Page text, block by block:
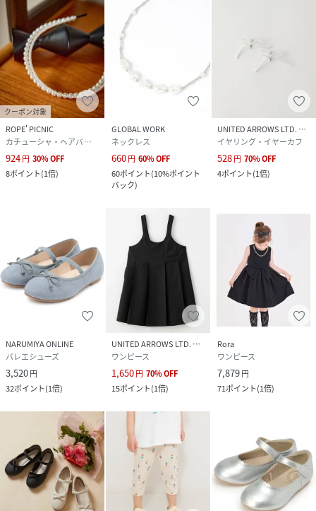
クーポン対象
ROPE' PICNIC
カチューシャ・ヘアバンド
924円 30%OFF
8ポイント(1倍)
GLOBAL WORK
ネックレス
660円 60%OFF
60ポイント(10%ポイント
バック)
UNITED ARROWS LTD. OUTLET
イヤリング・イヤーカフ
528円 70%OFF
4ポイント(1倍)
NARUMIYA ONLINE
バレエシューズ
3,520円
32ポイント(1倍)
UNITED ARROWS LTD. OUTLET
ワンピース
1,650円 70%OFF
15ポイント(1倍)
Rora
ワンピース
7,879円
71ポイント(1倍)